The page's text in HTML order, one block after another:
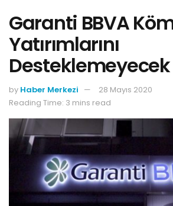
Garanti BBVA
Yatırımlarını
Desteklemeyecek
by Haber Merkezi
28 Mayıs 2020
Reading Time: 3 mins read